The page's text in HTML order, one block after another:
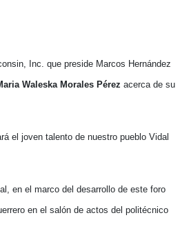
Inc. que preside Marcos Hernández
Waleska Morales Pérez acerca de su
el joven talento de nuestro pueblo Vidal
en el marco del desarrollo de este foro
en el salón de actos del politécnico